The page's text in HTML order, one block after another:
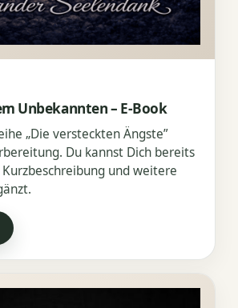
Unbekannten – E-Book
„Die versteckten Ängste”
Du kannst Dich bereits
und weitere